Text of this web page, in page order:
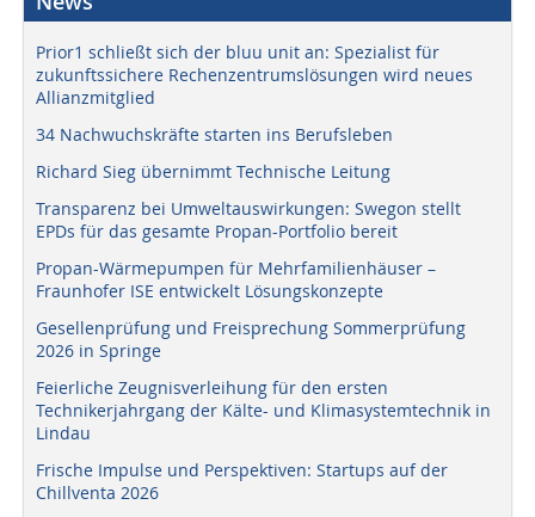
Prior1 schließt sich der bluu unit an: Spezialist für
zukunftssichere Rechenzentrumslösungen wird neues
Allianzmitglied
34 Nachwuchskräfte starten ins Berufsleben
Richard Sieg übernimmt Technische Leitung
Transparenz bei Umweltauswirkungen: Swegon stellt
EPDs für das gesamte Propan-Portfolio bereit
Propan-Wärmepumpen für Mehrfamilienhäuser –
Fraunhofer ISE entwickelt Lösungskonzepte
Gesellenprüfung und Freisprechung Sommerprüfung
2026 in Springe
Feierliche Zeugnisverleihung für den ersten
Technikerjahrgang der Kälte- und Klimasystemtechnik in
Lindau
Frische Impulse und Perspektiven: Startups auf der
Chillventa 2026